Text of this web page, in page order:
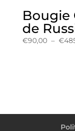
Bougie
de
€90,00 – €